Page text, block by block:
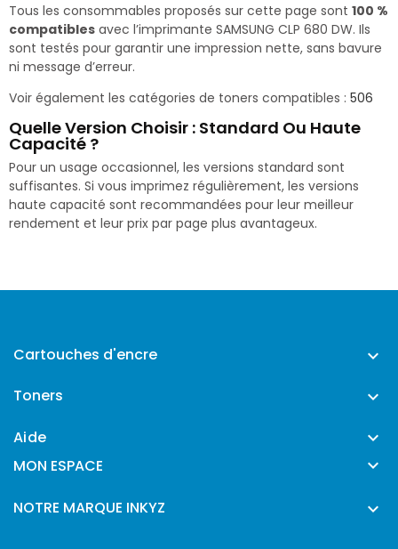
Tous les consommables proposés sur cette page sont 100 %
compatibles avec l’imprimante SAMSUNG CLP 680 DW. Ils
sont testés pour garantir une impression nette, sans bavure
ni message d’erreur.
Voir également les catégories de toners compatibles : 506
Quelle Version Choisir : Standard Ou Haute
Capacité ?
Pour un usage occasionnel, les versions standard sont
suffisantes. Si vous imprimez régulièrement, les versions
haute capacité sont recommandées pour leur meilleur
rendement et leur prix par page plus avantageux.
Cartouches d'encre 
Toners 
Aide 
MON ESPACE 
NOTRE MARQUE INKYZ 